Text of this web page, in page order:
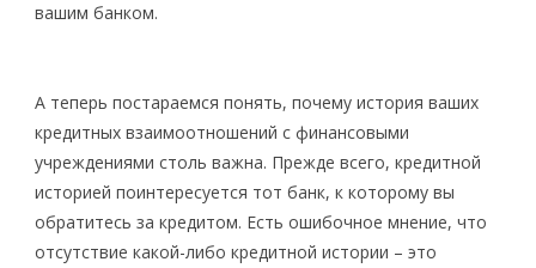
вашим банком.
А теперь постараемся понять, почему история ваших
кредитных взаимоотношений с финансовыми
учреждениями столь важна. Прежде всего, кредитной
историей поинтересуется тот банк, к которому вы
обратитесь за кредитом. Есть ошибочное мнение, что
отсутствие какой-либо кредитной истории – это